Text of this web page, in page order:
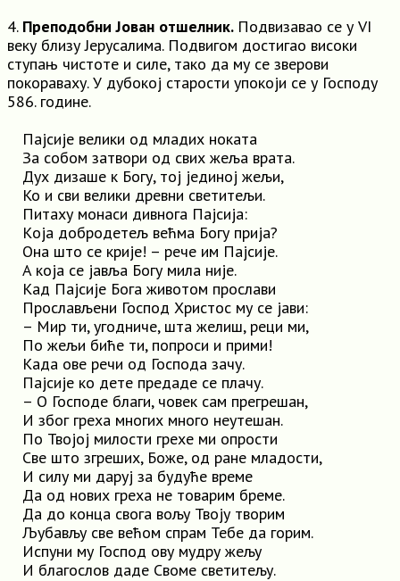
4. Преподобни Јован отшелник. Подвизавао се у VI
веку близу Јерусалима. Подвигом достигао високи
ступањ чистоте и силе, тако да му се зверови
покораваху. У дубокој старости упокоји се у Господу
586. године.
Пајсије велики од младих ноката
За собом затвори од свих жеља врата.
Дух дизаше к Богу, тој јединој жељи,
Ко и сви велики древни светитељи.
Питаху монаси дивнога Пајсија:
Кoja добродетељ већма Богу прија?
Она што се крије! – рече им Пајсије.
A која се јавља Богу мила није.
Кад Пајсије Бога животом прослави
Прослављени Господ Христос му се јави:
– Мир ти, угодниче, шта желиш, реци ми,
По жељи биће ти, попроси и прими!
Када ове речи од Господа зачу.
Пајсије ко дете предаде се плачу.
– O Господе благи, човек сам прегрешан,
И због греха многих много неутешан.
По Твојој милости грехе ми опрости
Све што згреших, Боже, од ране младости,
И силу ми даруј за будуће време
Да од нових греха не товарим бреме.
Да до конца свога вољу Твоју творим
Љубављу све већом спрам Тебе да горим.
Испуни му Господ ову мудру жељу
И благослов даде Своме светитељу.